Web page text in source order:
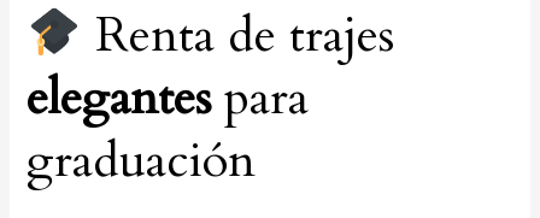
Renta de trajes
elegantespara
graduación